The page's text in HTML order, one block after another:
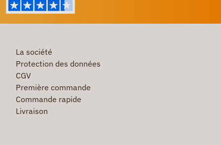
La société
Protection des données
CGV
Première commande
Commande rapide
Livraison